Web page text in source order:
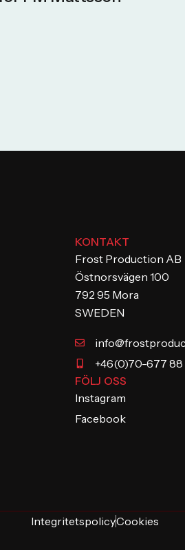
KONTAKT
Frost Production AB
Östnorsvägen 100
792 95 Mora
SWEDEN
+46(0)70-677 88
FÖLJ OSS
Instagram
Facebook
IntegritetspolicyCookies